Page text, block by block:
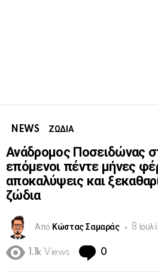
NEWS ΖΩΔΙΑ
Ανάδρομος Ποσειδώνας
επόμενοι πέντε μήνες
αποκαλύψεις και
ζώδια
Από Κώστας Σαμαράς 8
1.1k Views 0